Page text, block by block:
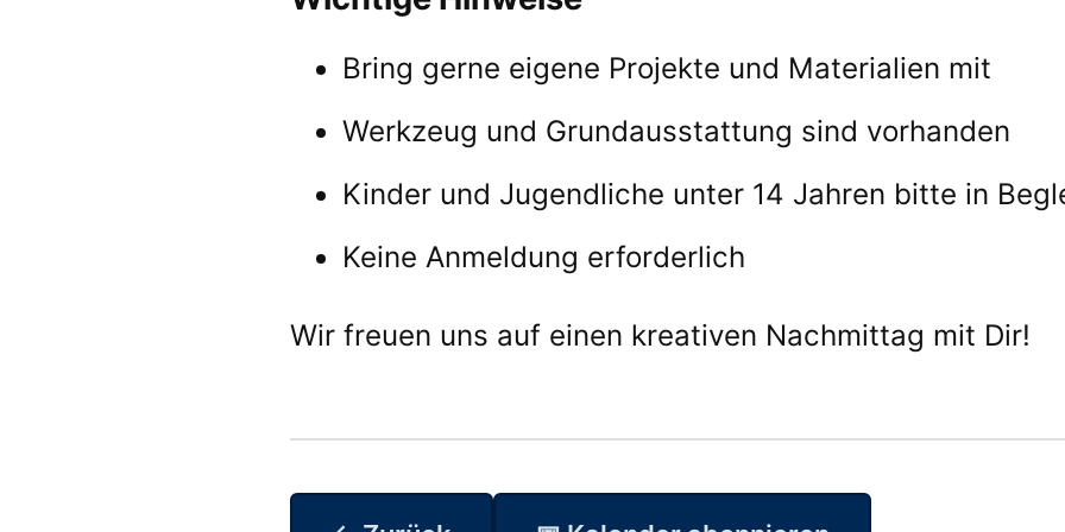
Bring gerne eigene Projekte und Materialien mit
Werkzeug und Grundausstattung sind vorhanden
Kinder und Jugendliche unter 14 Jahren bitte in
Keine Anmeldung erforderlich
Wir freuen uns auf einen kreativen Nachmittag mit Dir!